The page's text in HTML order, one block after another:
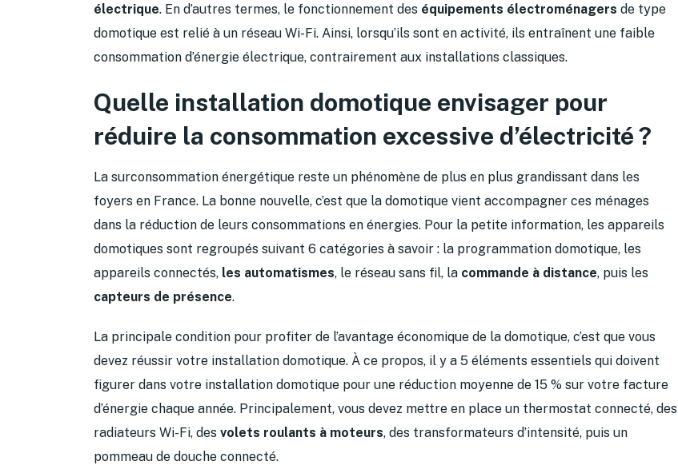
électrique. En d’autres termes, le fonctionnement des équipements électroménagers de type
domotique est relié à un réseau Wi-Fi. Ainsi, lorsqu’ils sont en activité, ils entraînent une faible
consommation d’énergie électrique, contrairement aux installations classiques.
Quelle installation domotique envisager pour
réduire la consommation excessive d’électricité ?
La surconsommation énergétique reste un phénomène de plus en plus grandissant dans les
foyers en France. La bonne nouvelle, c’est que la domotique vient accompagner ces ménages
dans la réduction de leurs consommations en énergies. Pour la petite information, les appareils
domotiques sont regroupés suivant 6 catégories à savoir : la programmation domotique, les
appareils connectés, les automatismes, le réseau sans fil, la commande à distance, puis les
capteurs de présence.
La principale condition pour profiter de l’avantage économique de la domotique, c’est que vous
devez réussir votre installation domotique. À ce propos, il y a 5 éléments essentiels qui doivent
figurer dans votre installation domotique pour une réduction moyenne de 15 % sur votre facture
d’énergie chaque année. Principalement, vous devez mettre en place un thermostat connecté, des
radiateurs Wi-Fi, des volets roulants à moteurs, des transformateurs d’intensité, puis un
pommeau de douche connecté.